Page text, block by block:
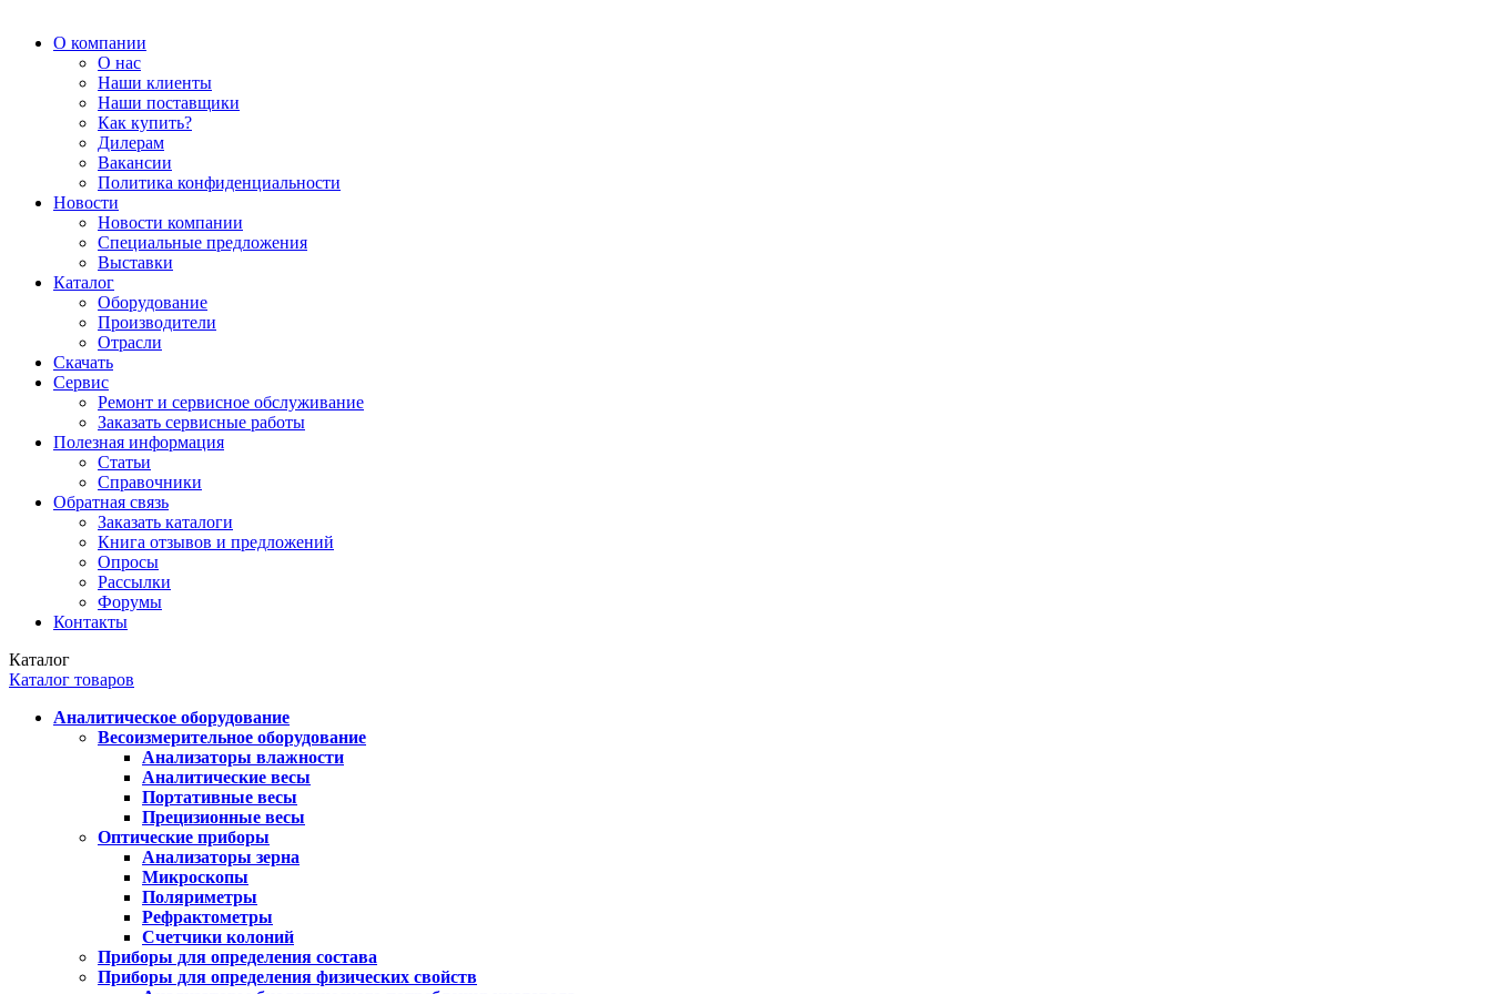
О компании
О нас
Наши клиенты
Наши поставщики
Как купить?
Дилерам
Вакансии
Политика конфиденциальности
Новости
Новости компании
Специальные предложения
Выставки
Каталог
Оборудование
Производители
Отрасли
Скачать
Сервис
Ремонт и сервисное обслуживание
Заказать сервисные работы
Полезная информация
Статьи
Справочники
Обратная связь
Заказать каталоги
Книга отзывов и предложений
Опросы
Рассылки
Форумы
Контакты
Каталог
Каталог товаров
Аналитическое оборудование
Весоизмерительное оборудование
Анализаторы влажности
Аналитические весы
Портативные весы
Прецизионные весы
Оптические приборы
Анализаторы зерна
Микроскопы
Поляриметры
Рефрактометры
Счетчики колоний
Приборы для определения состава
Приборы для определения физических свойств